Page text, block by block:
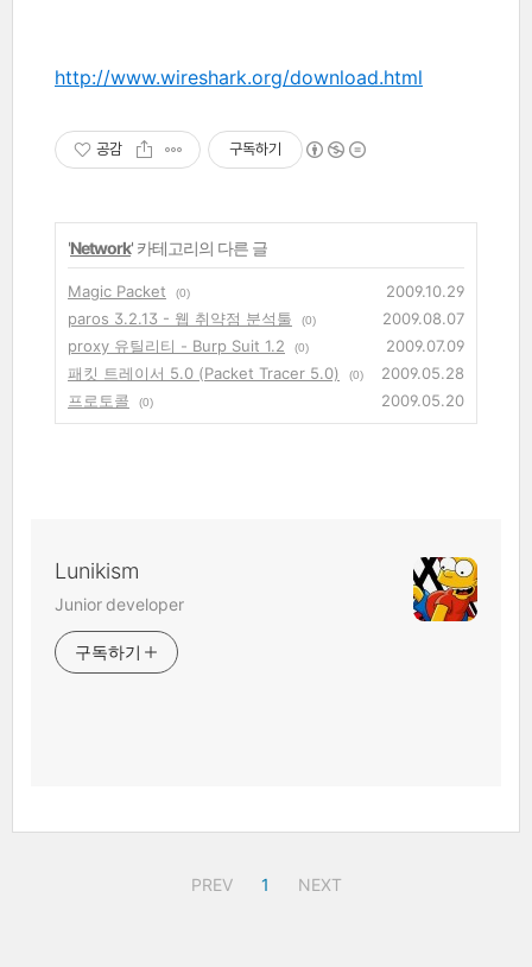
http://www.wireshark.org/download.html
공감 구독하기
'Network' 카테고리의 다른 글
Magic Packet (0)
2009.10.29
paros 3.2.13 - 웹 취약점 분석툴
(0)
2009.08.07
proxy 유틸리티 - Burp Suit 1.2
(0)
2009.07.09
패킷 트레이서 5.0 (Packet Tracer 5.0)
(0)
2009.05.28
프로토콜
(0) 2009.05.20
Lunikism
Junior developer
구독하기
PREV 1 NEXT